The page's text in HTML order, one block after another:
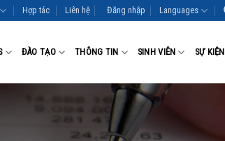
Hợp tác Liên hệ Đăng nhập Languages
ĐÀO TẠO THÔNG TIN SINH VIÊN SỰ KIỆN